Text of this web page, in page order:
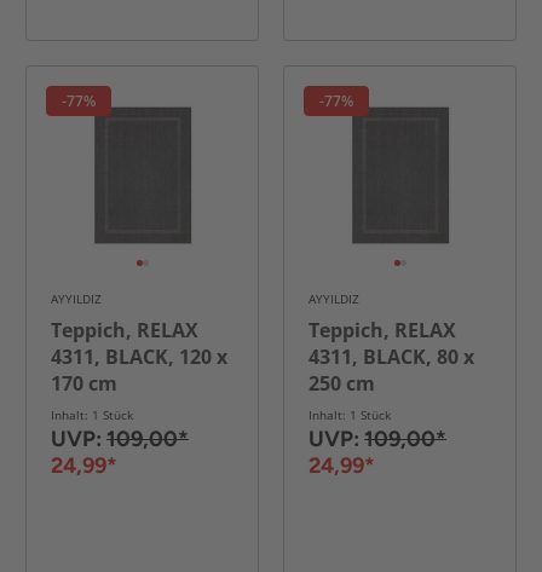
-77%
AYYILDIZ
Teppich, RELAX
4311, BLACK, 120 x
170 cm
Inhalt: 1 Stück
UVP: 109,00*
24,99*
-77%
AYYILDIZ
Teppich, RELAX
4311, BLACK, 80 x
250 cm
Inhalt: 1 Stück
UVP: 109,00*
24,99*